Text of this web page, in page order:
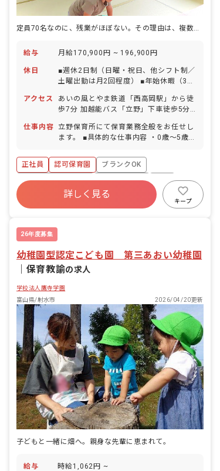
定員70名なのに、残業がほぼない。その理由は、複数担任にあった。
給与 月給170,900円 ~ 196,900円
休日
■週休2日制（日曜・祝日、他シフト制／
土曜出勤は月2回程度） ■年始休暇（3
率80％以上／半日単位での取得や、有給
休暇を使って5日以上の連休取得も可
能） ■慶弔休暇 ■産前産後・育児休暇
（取得率・復帰率100％） ■介護・看護
与） ※お子様の体調不良や行事による、
遅刻・早退・欠勤などの相談も柔軟に対
アクセス
あいの風とやま鉄道「西高岡駅」から徒
歩7分 加越能バス「立野」下車徒歩5分
料の駐車場と駐輪場を完備）
仕事内容
立野保育所にて保育業務全般をお任せし
ます。 ■具体的な仕事内容 ・0歳～5歳児
の作成 ・保護者対応
正社員 認可保育園
ブランクOK
ボーナス・賞与あり
社会保険完備
有給
残業少なめ
昇給昇進あり
詳しく見る
キープ
26年度募集
幼稚園型認定こども園 第三あおい幼稚園
保育教諭の求人
学校法人鷹寺学園
富山県/射水市
2026/04/20更新
子どもと一緒に畑へ。親身な先輩に恵まれて。
給与 時給1,062円 ~